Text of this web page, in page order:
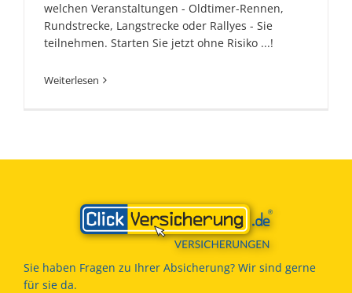
welchen Veranstaltungen - Oldtimer-Rennen,
Rundstrecke, Langstrecke oder Rallyes - Sie
teilnehmen. Starten Sie jetzt ohne Risiko ...!
Weiterlesen
Sie haben Fragen zu Ihrer Absicherung? Wir sind gerne
für sie da.